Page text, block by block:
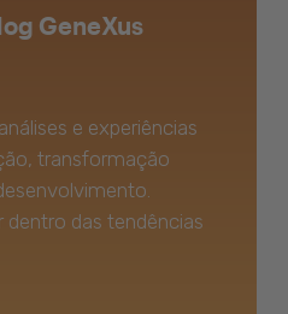
GeneXus
e experiências
transformação
dentro das tendências